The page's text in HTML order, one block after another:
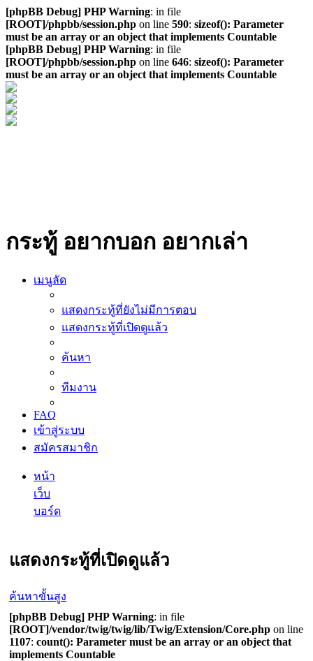
[phpBB Debug] PHP Warning: in file
[ROOT]/phpbb/session.php on line 590: sizeof(): Parameter
must be an array or an object that implements Countable
[phpBB Debug] PHP Warning: in file
[ROOT]/phpbb/session.php on line 646: sizeof(): Parameter
must be an array or an object that implements Countable
กระทู้ อยากบอก อยากเล่า
เมนูลัด
แสดงกระทู้ที่ยังไม่มีการตอบ
แสดงกระทู้ที่เปิดดูแล้ว
ค้นหา
ทีมงาน
FAQ
เข้าสู่ระบบ
สมัครสมาชิก
หน้า
เว็บ
บอร์ด
แสดงกระทู้ที่เปิดดูแล้ว
ค้นหาขั้นสูง
[phpBB Debug] PHP Warning: in file
[ROOT]/vendor/twig/twig/lib/Twig/Extension/Core.php on line
1107: count(): Parameter must be an array or an object that
implements Countable